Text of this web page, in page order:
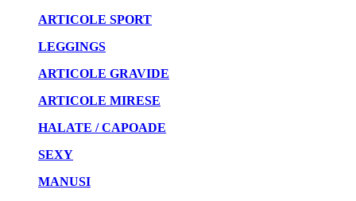
ARTICOLE SPORT
LEGGINGS
ARTICOLE GRAVIDE
ARTICOLE MIRESE
HALATE / CAPOADE
SEXY
MANUSI